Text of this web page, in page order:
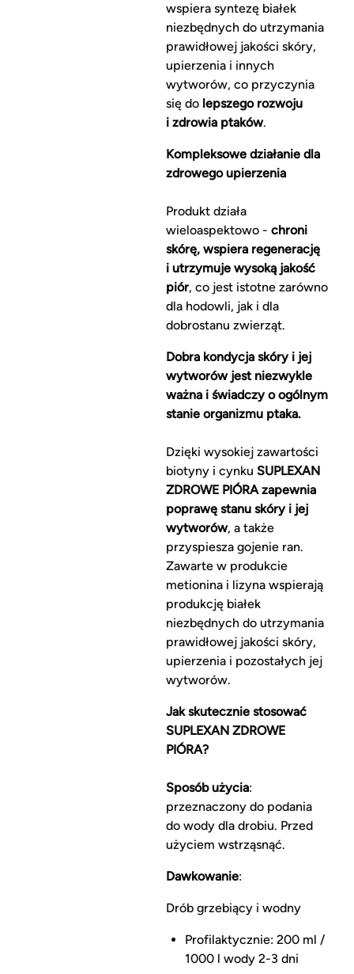
wspiera syntezę białek
niezbędnych do utrzymania
prawidłowej jakości skóry,
upierzenia i innych
wytworów, co przyczynia
się dolepszego rozwoju
i zdrowia ptaków.
Kompleksowe działanie dla
zdrowego upierzenia
Produkt działa
wieloaspektowo - chroni
skórę, wspiera regenerację
i utrzymuje wysoką jakość
piór, co jest istotne zarówno
dla hodowli, jak i dla
dobrostanu zwierząt.
Dobra kondycja skóry i jej
wytworów jest niezwykle
ważna i świadczy o ogólnym
stanie organizmu ptaka.
Dzięki wysokiej zawartości
biotyny i cynku SUPLEXAN
ZDROWE PIÓRA zapewnia
poprawę stanu skóry i jej
wytworów, a także
przyspiesza gojenie ran.
Zawarte w produkcie
metionina i lizyna wspierają
produkcję białek
niezbędnych do utrzymania
prawidłowej jakości skóry,
upierzenia i pozostałych jej
wytworów.
Jak skutecznie stosować
SUPLEXAN ZDROWE
PIÓRA?
Sposób użycia:
przeznaczony do podania
do wody dla drobiu. Przed
użyciem wstrząsnąć.
Dawkowanie:
Drób grzebiący i wodny
Profilaktycznie: 200 ml /
1000 l wody 2-3 dni